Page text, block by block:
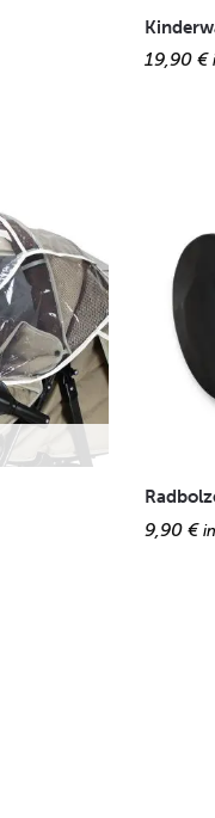
19,90€
9,90€